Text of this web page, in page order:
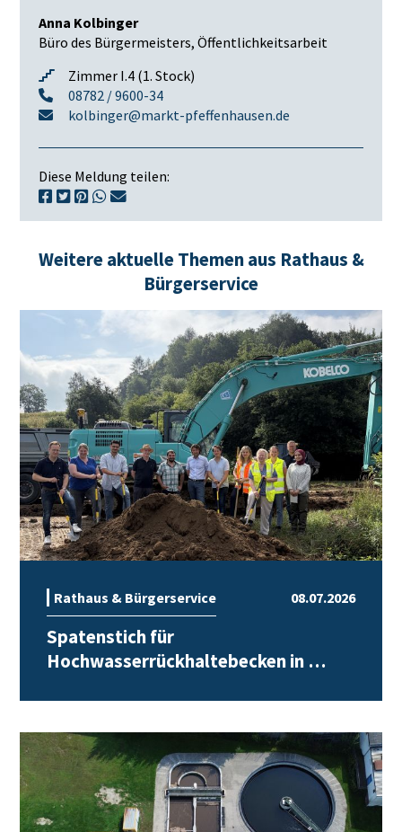
Anna Kolbinger
Büro des Bürgermeisters, Öffentlichkeitsarbeit
Zimmer I.4 (1. Stock)
08782 / 9600-34
kolbinger@markt-pfeffenhausen.de
Diese Meldung teilen:
Weitere aktuelle Themen aus Rathaus &
Bürgerservice
08.07.2026
Rathaus & Bürgerservice
Spatenstich für
Hochwasserrückhaltebecken in …